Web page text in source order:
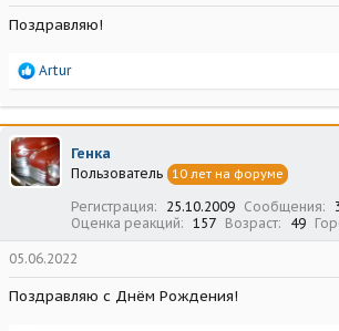
Поздравляю!
Р
а
к
ц
и
и
Artur
Генка
Пользователь 10 лет на форуме
Регистрация 25.10.2009 Сообщения
Оценка реакций
157 Возраст 49
05.06.2022
Поздравляю с Днём Рождения!